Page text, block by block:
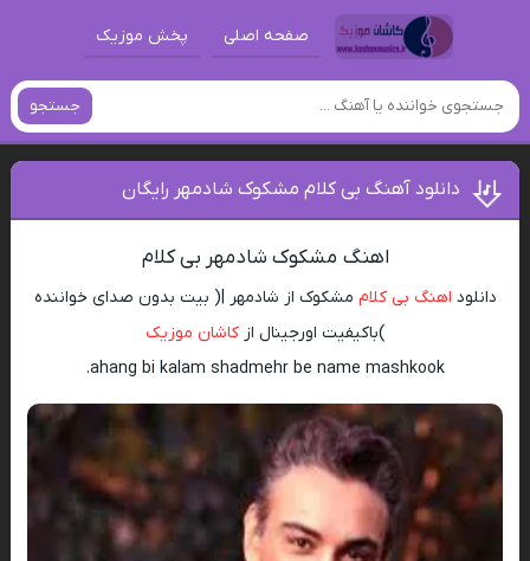
صفحه اصلی پخش موزیک
جستجو
دانلود آهنگ بی کلام مشکوک شادمهر رایگان
اهنگ مشکوک شادمهر بی کلام
دانلود اهنگ بی کلام مشکوک از شادمهر |( بیت بدون صدای خواننده
)باکیفیت اورجینال ازکاشان موزیک
ahang bi kalam shadmehr be name mashkook.